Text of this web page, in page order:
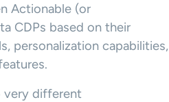
Actionable (or
CDPs based on their
personalization capabilities,
very different